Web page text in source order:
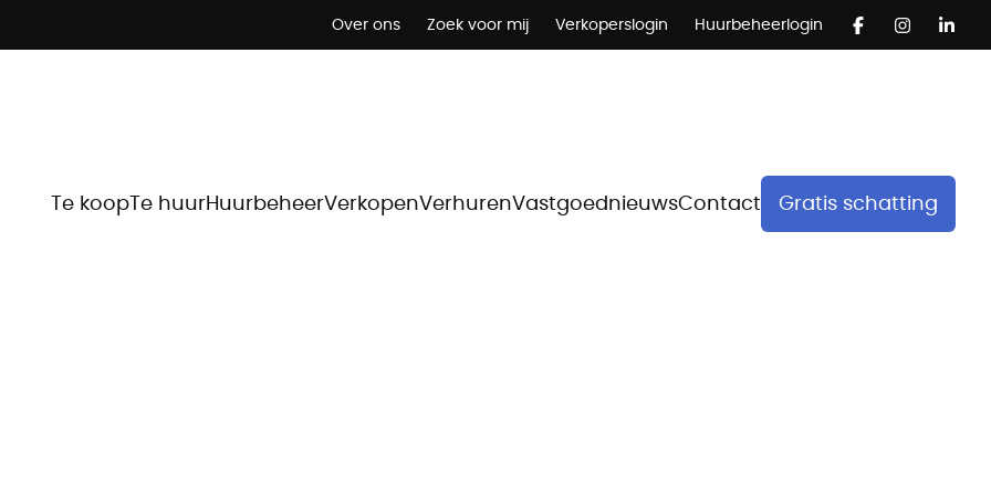
Over ons Zoek voor mij Verkoperslogin Huurbeheerlogin
Te koopTe huurHuurbeheerVerkopenVerhurenVastgoednieuwsContact Gratis schatting